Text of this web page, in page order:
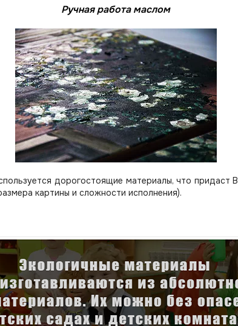
Ручная работа маслом
дорогостоящие материалы, что придаст
картины и сложности исполнения).